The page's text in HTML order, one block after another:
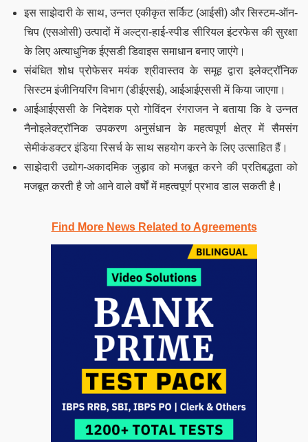
इस साझेदारी के साथ, उन्नत एकीकृत सर्किट (आईसी) और सिस्टम-ऑन-
चिप (एसओसी) उत्पादों में अल्ट्रा-हाई-स्पीड सीरियल इंटरफेस की सुरक्षा
के लिए अत्याधुनिक ईएसडी डिवाइस समाधान बनाए जाएंगे।
संबंधित शोध प्रोफेसर मयंक श्रीवास्तव के समूह द्वारा इलेक्ट्रॉनिक
सिस्टम इंजीनियरिंग विभाग (डीईएसई), आईआईएससी में किया जाएगा।
आईआईएससी के निदेशक प्रो गोविंदन रंगराजन ने बताया कि वे उन्नत
नैनोइलेक्ट्रॉनिक उपकरण अनुसंधान के महत्वपूर्ण क्षेत्र में सैमसंग
सेमीकंडक्टर इंडिया रिसर्च के साथ सहयोग करने के लिए उत्साहित हैं।
साझेदारी उद्योग-अकादमिक जुड़ाव को मजबूत करने की प्रतिबद्धता को
मजबूत करती है जो आने वाले वर्षों में महत्वपूर्ण प्रभाव डाल सकती है।
Find More News Related to Agreements